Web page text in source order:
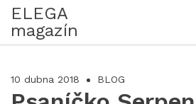
ELEGA
magazín
10 dubna 2018 BLOG